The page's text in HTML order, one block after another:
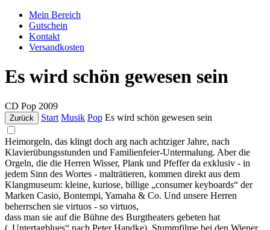
Mein Bereich
Gutschein
Kontakt
Versandkosten
Es wird schön gewesen sein
CD Pop 2009
Zurück Start Musik Pop Es wird schön gewesen sein
Heimorgeln, das klingt doch arg nach achtziger Jahre, nach
Klavierübungsstunden und Familienfeier-Untermalung. Aber die
Orgeln, die die Herren Wisser, Plank und Pfeffer da exklusiv - in
jedem Sinn des Wortes - malträtieren, kommen direkt aus dem
Klangmuseum: kleine, kuriose, billige „consumer keyboards“ der
Marken Casio, Bontempi, Yamaha & Co. Und unsere Herren
beherrschen sie virtuos - so virtuos,
dass man sie auf die Bühne des Burgtheaters gebeten hat
(„Untertagblues“ nach Peter Handke), Stummfilme bei den Wiener